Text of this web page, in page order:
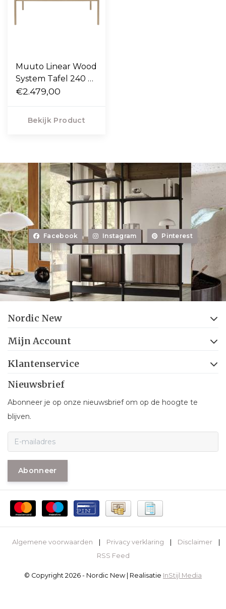
Muuto Linear Wood
System Tafel 240 x
147
€2.479,00
Bekijk Product
Facebook Instagram Pinterest
Nordic New
Mijn Account
Klantenservice
Nieuwsbrief
Abonneer je op onze nieuwsbrief om op de hoogte te
blijven.
Abonneer
Algemene voorwaarden Privacy verklaring Disclaimer
RSS Feed
© Copyright 2026 - Nordic New | Realisatie InStijl Media